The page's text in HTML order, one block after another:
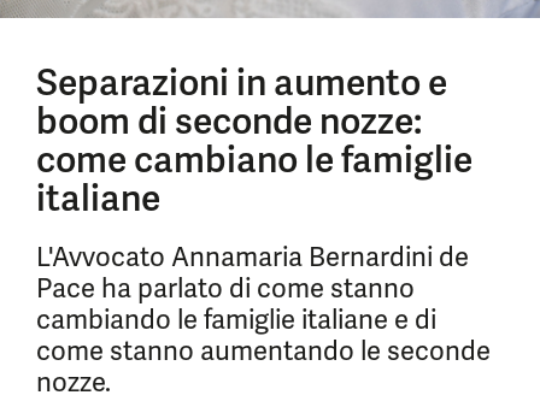
Separazioni in aumento e
boom di seconde nozze:
come cambiano le famiglie
italiane
L'Avvocato Annamaria Bernardini de
Pace ha parlato di come stanno
cambiando le famiglie italiane e di
come stanno aumentando le seconde
nozze.